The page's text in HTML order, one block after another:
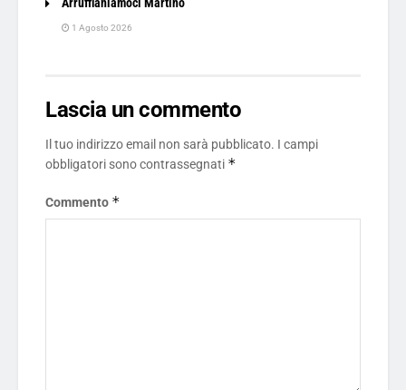
1 Agosto 2026
Lascia un commento
Il tuo indirizzo email non sarà pubblicato. I campi
obbligatori sono contrassegnati *
Commento *